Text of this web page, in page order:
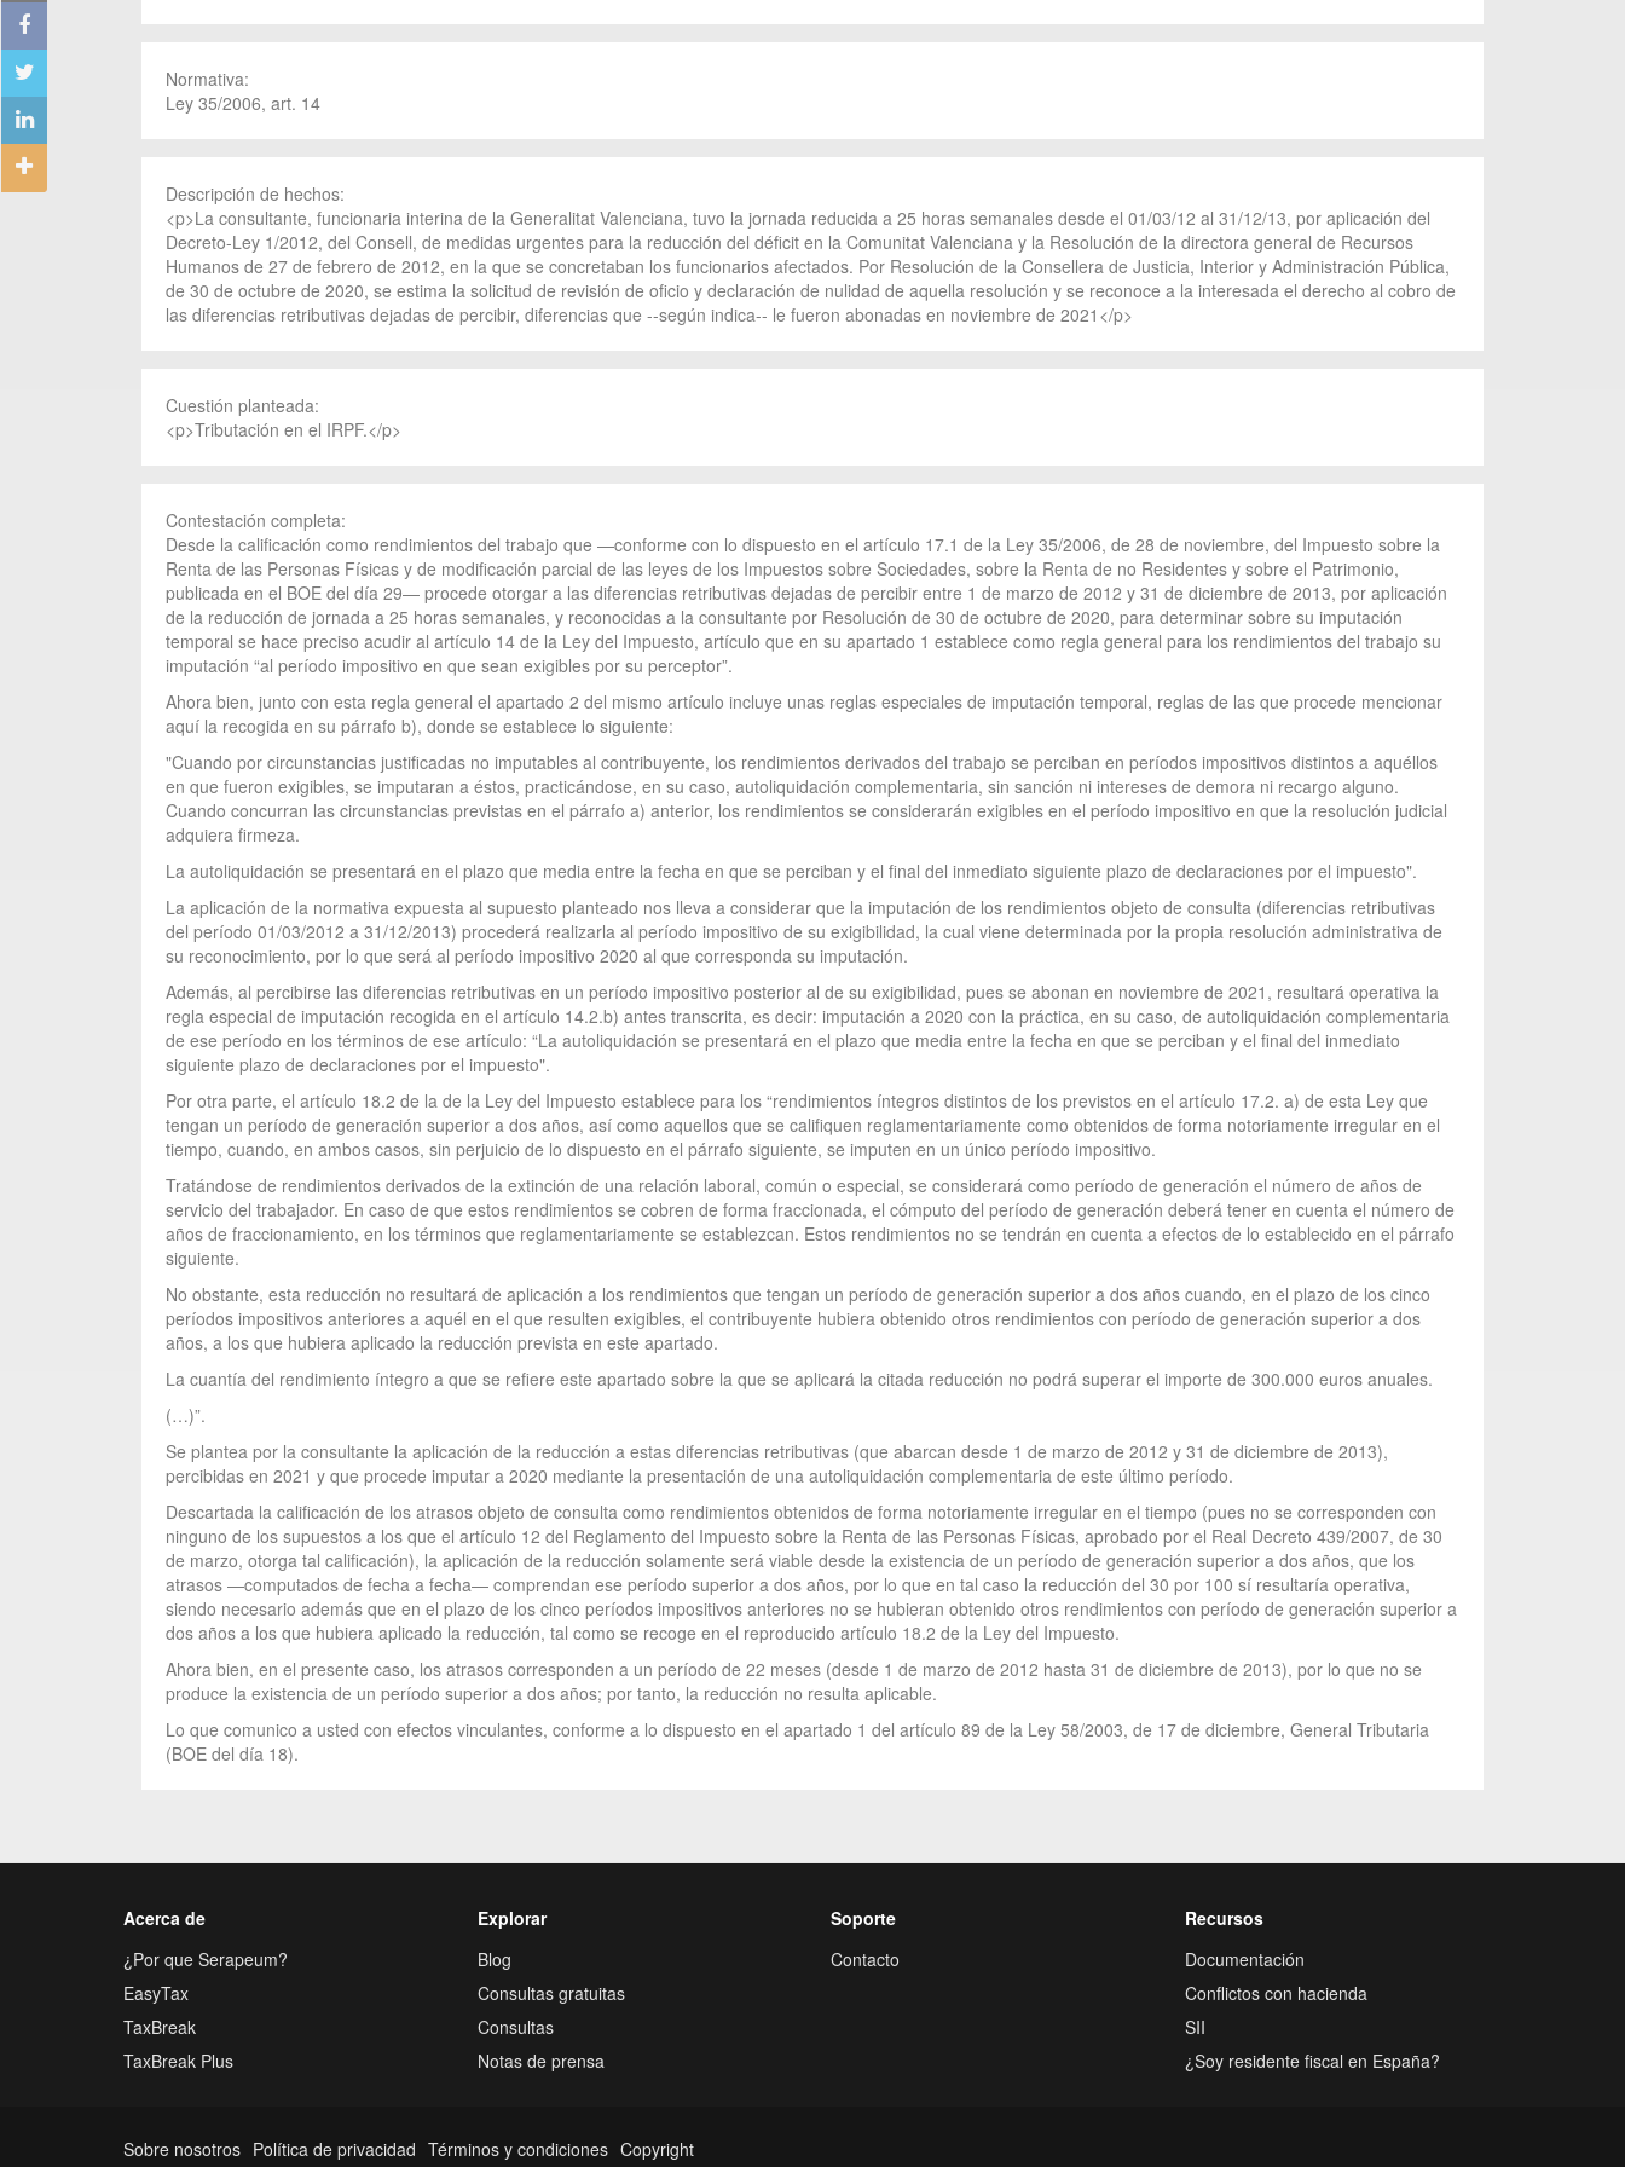
Normativa:
Ley 35/2006, art. 14
Descripción de hechos:
<p>La consultante, funcionaria interina de la Generalitat Valenciana, tuvo la jornada reducida a 25 horas semanales desde el 01/03/12 al 31/12/13, por aplicación del
Decreto-Ley 1/2012, del Consell, de medidas urgentes para la reducción del déficit en la Comunitat Valenciana y la Resolución de la directora general de Recursos
Humanos de 27 de febrero de 2012, en la que se concretaban los funcionarios afectados. Por Resolución de la Consellera de Justicia, Interior y Administración Pública,
de 30 de octubre de 2020, se estima la solicitud de revisión de oficio y declaración de nulidad de aquella resolución y se reconoce a la interesada el derecho al cobro de
las diferencias retributivas dejadas de percibir, diferencias que --según indica-- le fueron abonadas en noviembre de 2021</p>
Cuestión planteada:
<p>Tributación en el IRPF.</p>
Contestación completa:
Desde la calificación como rendimientos del trabajo que —conforme con lo dispuesto en el artículo 17.1 de la Ley 35/2006, de 28 de noviembre, del Impuesto sobre la
Renta de las Personas Físicas y de modificación parcial de las leyes de los Impuestos sobre Sociedades, sobre la Renta de no Residentes y sobre el Patrimonio,
publicada en el BOE del día 29— procede otorgar a las diferencias retributivas dejadas de percibir entre 1 de marzo de 2012 y 31 de diciembre de 2013, por aplicación
de la reducción de jornada a 25 horas semanales, y reconocidas a la consultante por Resolución de 30 de octubre de 2020, para determinar sobre su imputación
temporal se hace preciso acudir al artículo 14 de la Ley del Impuesto, artículo que en su apartado 1 establece como regla general para los rendimientos del trabajo su
imputación “al período impositivo en que sean exigibles por su perceptor”.
Ahora bien, junto con esta regla general el apartado 2 del mismo artículo incluye unas reglas especiales de imputación temporal, reglas de las que procede mencionar
aquí la recogida en su párrafo b), donde se establece lo siguiente:
"Cuando por circunstancias justificadas no imputables al contribuyente, los rendimientos derivados del trabajo se perciban en períodos impositivos distintos a aquéllos
en que fueron exigibles, se imputaran a éstos, practicándose, en su caso, autoliquidación complementaria, sin sanción ni intereses de demora ni recargo alguno.
Cuando concurran las circunstancias previstas en el párrafo a) anterior, los rendimientos se considerarán exigibles en el período impositivo en que la resolución judicial
adquiera firmeza.
La autoliquidación se presentará en el plazo que media entre la fecha en que se perciban y el final del inmediato siguiente plazo de declaraciones por el impuesto".
La aplicación de la normativa expuesta al supuesto planteado nos lleva a considerar que la imputación de los rendimientos objeto de consulta (diferencias retributivas
del período 01/03/2012 a 31/12/2013) procederá realizarla al período impositivo de su exigibilidad, la cual viene determinada por la propia resolución administrativa de
su reconocimiento, por lo que será al período impositivo 2020 al que corresponda su imputación.
Además, al percibirse las diferencias retributivas en un período impositivo posterior al de su exigibilidad, pues se abonan en noviembre de 2021, resultará operativa la
regla especial de imputación recogida en el artículo 14.2.b) antes transcrita, es decir: imputación a 2020 con la práctica, en su caso, de autoliquidación complementaria
de ese período en los términos de ese artículo: “La autoliquidación se presentará en el plazo que media entre la fecha en que se perciban y el final del inmediato
siguiente plazo de declaraciones por el impuesto".
Por otra parte, el artículo 18.2 de la de la Ley del Impuesto establece para los “rendimientos íntegros distintos de los previstos en el artículo 17.2. a) de esta Ley que
tengan un período de generación superior a dos años, así como aquellos que se califiquen reglamentariamente como obtenidos de forma notoriamente irregular en el
tiempo, cuando, en ambos casos, sin perjuicio de lo dispuesto en el párrafo siguiente, se imputen en un único período impositivo.
Tratándose de rendimientos derivados de la extinción de una relación laboral, común o especial, se considerará como período de generación el número de años de
servicio del trabajador. En caso de que estos rendimientos se cobren de forma fraccionada, el cómputo del período de generación deberá tener en cuenta el número de
años de fraccionamiento, en los términos que reglamentariamente se establezcan. Estos rendimientos no se tendrán en cuenta a efectos de lo establecido en el párrafo
siguiente.
No obstante, esta reducción no resultará de aplicación a los rendimientos que tengan un período de generación superior a dos años cuando, en el plazo de los cinco
períodos impositivos anteriores a aquél en el que resulten exigibles, el contribuyente hubiera obtenido otros rendimientos con período de generación superior a dos
años, a los que hubiera aplicado la reducción prevista en este apartado.
La cuantía del rendimiento íntegro a que se refiere este apartado sobre la que se aplicará la citada reducción no podrá superar el importe de 300.000 euros anuales.
(…)”.
Se plantea por la consultante la aplicación de la reducción a estas diferencias retributivas (que abarcan desde 1 de marzo de 2012 y 31 de diciembre de 2013),
percibidas en 2021 y que procede imputar a 2020 mediante la presentación de una autoliquidación complementaria de este último período.
Descartada la calificación de los atrasos objeto de consulta como rendimientos obtenidos de forma notoriamente irregular en el tiempo (pues no se corresponden con
ninguno de los supuestos a los que el artículo 12 del Reglamento del Impuesto sobre la Renta de las Personas Físicas, aprobado por el Real Decreto 439/2007, de 30
de marzo, otorga tal calificación), la aplicación de la reducción solamente será viable desde la existencia de un período de generación superior a dos años, que los
atrasos —computados de fecha a fecha— comprendan ese período superior a dos años, por lo que en tal caso la reducción del 30 por 100 sí resultaría operativa,
siendo necesario además que en el plazo de los cinco períodos impositivos anteriores no se hubieran obtenido otros rendimientos con período de generación superior a
dos años a los que hubiera aplicado la reducción, tal como se recoge en el reproducido artículo 18.2 de la Ley del Impuesto.
Ahora bien, en el presente caso, los atrasos corresponden a un período de 22 meses (desde 1 de marzo de 2012 hasta 31 de diciembre de 2013), por lo que no se
produce la existencia de un período superior a dos años; por tanto, la reducción no resulta aplicable.
Lo que comunico a usted con efectos vinculantes, conforme a lo dispuesto en el apartado 1 del artículo 89 de la Ley 58/2003, de 17 de diciembre, General Tributaria
(BOE del día 18).
Acerca de
¿Por que Serapeum?
EasyTax
TaxBreak
TaxBreak Plus
Explorar
Blog
Consultas gratuitas
Consultas
Notas de prensa
Soporte
Contacto
Recursos
Documentación
Conflictos con hacienda
SII
¿Soy residente fiscal en España?
Sobre nosotros Política de privacidad Términos y condiciones Copyright